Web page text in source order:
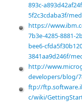
893c-
5f2c3cdaba3f/
https://
7b3e-4285-8881-
bee6-
3841aa9d246f/
http://
developers/blog/
ftp://
c/wiki/